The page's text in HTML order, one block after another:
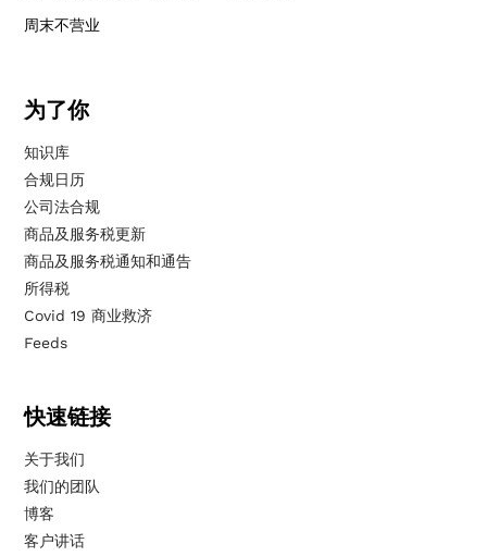
周末不营业
为了你
知识库
合规日历
公司法合规
商品及服务税更新
商品及服务税通知和通告
所得税
Covid 19 商业救济
Feeds
快速链接
关于我们
我们的团队
博客
客户讲话